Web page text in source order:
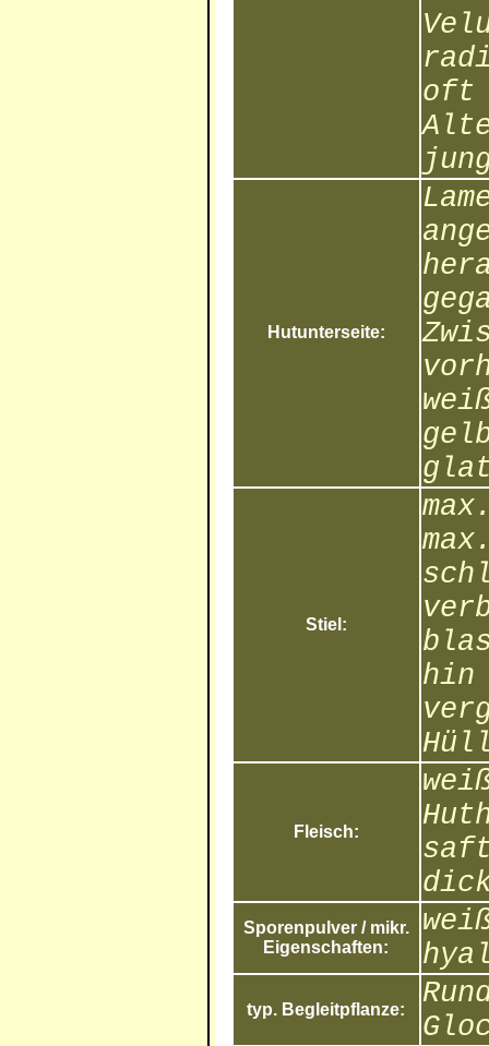
oft
Hutunterseite:
Stiel:
hin
Fleisch:
Sporenpulver / mikr.
Eigenschaften:
typ. Begleitpflanze: